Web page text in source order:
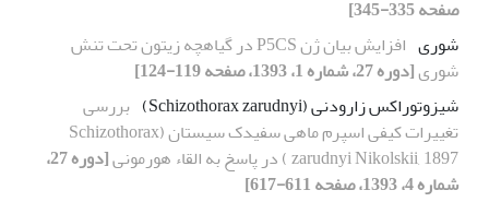
صفحه 335-345]
شوری
افزایش بیان ژن P5CS در گیاهچه زیتون تحت تنش
شوری[دوره 27، شماره 1، 1393، صفحه 119-124]
شیزوتوراکس زارودنی (Schizothorax zarudnyi)
بررسی
تغییرات کیفی اسپرم ماهی سفیدک سیستان (Schizothorax
zarudnyi Nikolskii, 1897 ) در پاسخ به القاء هورمونی
[دوره 27،
شماره 4، 1393، صفحه 611-617]